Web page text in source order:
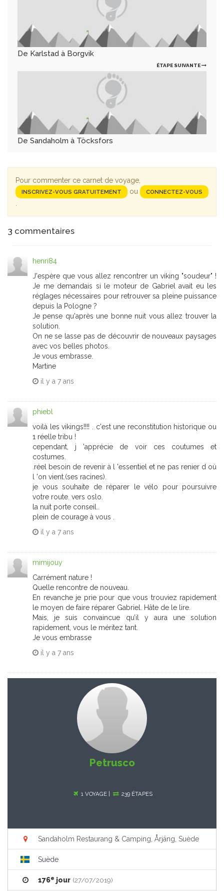
De Karlstad à Borgvik
ÉTAPE SUIVANTE
De Sandaholm à Töcksfors
Pour commenter ce carnet de voyage,
INSCRIVEZ-VOUS GRATUITEMENT ou CONNECTEZ-VOUS
.
3 commentaires
henri84
J'espère que vous allez rencontrer un viking "soudeur" !
Je me demandais si le moteur de Gabriel avait eu les
réglages nécessaires pour retrouver sa pleine puissance
depuis la Pologne ?
Je pense qu'après une bonne nuit vous allez trouver la
solution.
On ne se lasse pas de découvrir de nouveaux paysages
avec vos belles photos.
Je vous embrasse.
Martine
il y a 7 ans
phiebl
voilà les vikings!!!! . c'est une reconstitution historique ou
1 réelle tribu !
cependant, j 'apprécie de voir ces coutumes et
costumes.
.réel besoin de revenir à l 'essentiel et ne pas renier d où
l 'on vient.(ses racines).
je vous souhaite de réparer le vélo pour poursuivre
votre route. vers oslo.
la nuit porte conseil..
plein de courage à vous .
il y a 7 ans
mimijouy
Carrément nature !
Quelle rencontre de nouveau.
En revanche je prie pour que vous trouviez rapidement
le moyen de faire réparer Gabriel. Hâte de le lire.
Mais, je suis convaincue qu’il y aura une solution
rapidement, vous le méritez tant.
Je vous embrasse
il y a 7 ans
Petrusco
1 VOYAGE | 239 ÉTAPES
Sandaholm Restaurang & Camping, Årjäng, Suède
Suède
176e jour (27/07/2019)